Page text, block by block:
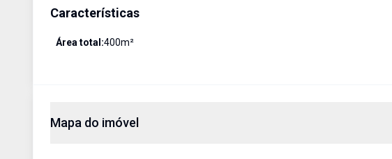
Características
Área total:400m²
Mapa do imóvel